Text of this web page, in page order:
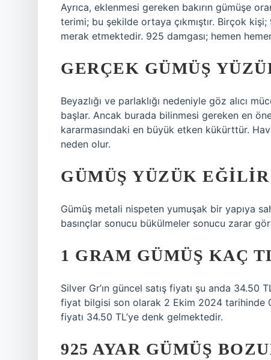
Ayrıca, eklenmesi gereken bakırın gümüşe
terimi; bu şekilde ortaya çıkmıştır. Birçok
merak etmektedir. 925 damgası; hemen
GERÇEK GÜMÜŞ
Beyazlığı ve parlaklığı nedeniyle göz alıcı
başlar. Ancak burada bilinmesi gereken en
kararmasındaki en büyük etken kükürttür.
neden olur.
GÜMÜŞ YÜZÜK
Gümüş metali nispeten yumuşak bir yapıya
basınçlar sonucu bükülmeler sonucu zarar
1 GRAM GÜMÜŞ KAÇ
Silver Gr’ın güncel satış fiyatı şu anda 34.50
fiyat bilgisi son olarak 2 Ekim 2024 tarihinde
fiyatı 34.50 TL’ye denk gelmektedir.
925 AYAR GÜMÜŞ